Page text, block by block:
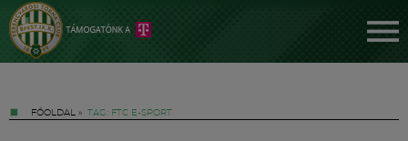
FŐOLDAL » TAG: FTC E-SPORT